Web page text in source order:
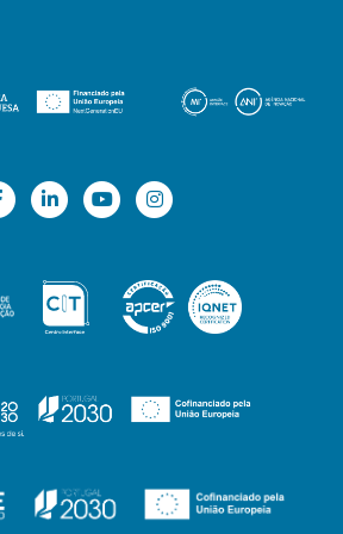
os seguintes objetivos
e transporte de
através de paletes, face às
alimentar, farmacêutica, de
etc.);
com elevado valor funcional
construtivas modulares com
retorno à origem;